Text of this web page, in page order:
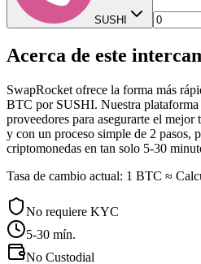
SUSHI
Acerca de este
SwapRocket ofrece la forma más
BTC por SUSHI. Nuestra plataforma
proveedores para asegurarte el mejor
y con un proceso simple de 2 pasos,
criptomonedas en tan solo 5-30
Tasa de cambio actual: 1 BTC ≈
No requiere KYC
5-30 mín.
No Custodial